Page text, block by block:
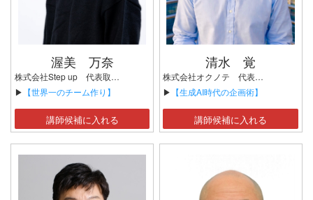
渥美 万奈
株式会社Step up 代表取締役 東京2020オリンピック ソフトボール競技 金メダル 世界選手権大会 銀メダル 2回 アジア競技大会 金メダル
▶ 【世界一のチーム作り】
講師候補に入れる
清水 覚
株式会社オクノテ 代表取締役
▶ 【生成AI時代の企画術】
講師候補に入れる